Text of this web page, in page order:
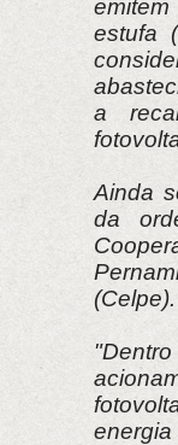
estufa
a
Ainda
da
(Celpe).
energia